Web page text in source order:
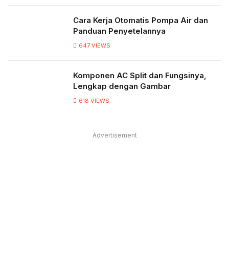
Cara Kerja Otomatis Pompa Air dan
Panduan Penyetelannya
647 VIEWS
Komponen AC Split dan Fungsinya,
Lengkap dengan Gambar
618 VIEWS
Advertisement